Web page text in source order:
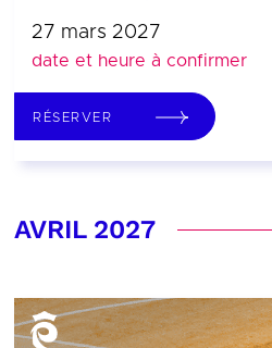
27 mars 2027
date et heure à confirmer
RÉSERVER
AVRIL 2027